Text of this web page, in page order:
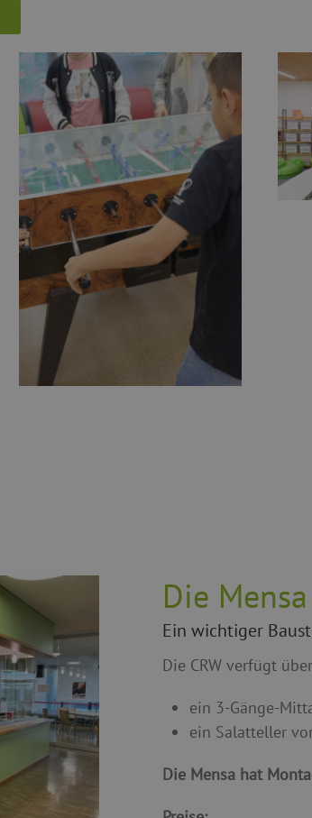
Die Mensa
Ein wichtiger
Die CRW verfügt
ein 3-Gänge-
ein Salatteller
Die Mensa hat